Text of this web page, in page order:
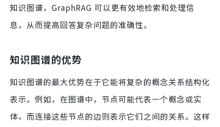
知识图谱，GraphRAG 可以更有效地检索和处理信
息，从而提高回答复杂问题的准确性。
知识图谱的优势
知识图谱的最大优势在于它能将复杂的概念关系结构化
表示。例如，在图谱中，节点可能代表一个概念或实
体，而连接这些节点的边则表示它们之间的关系。这样